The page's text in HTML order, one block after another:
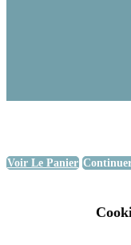
Voir Le Panier